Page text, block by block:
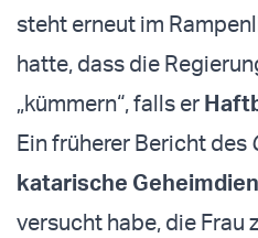
steht erneut im
hatte, dass die
„kümmern“, falls er
Ein früherer Bericht des
katarische
versucht habe, die Frau